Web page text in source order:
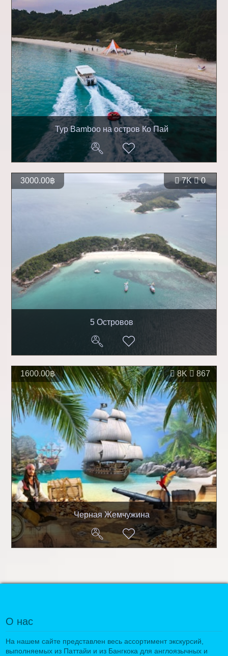
Тур Bamboo на остров Ко Пай
7K 0
3000.00฿
5 Островов
8K 867
1600.00฿
Черная Жемчужина
О нас
На нашем сайте представлен весь ассортимент экскурсий,
выполняемых из Паттайи и из Бангкока для англоязычных и